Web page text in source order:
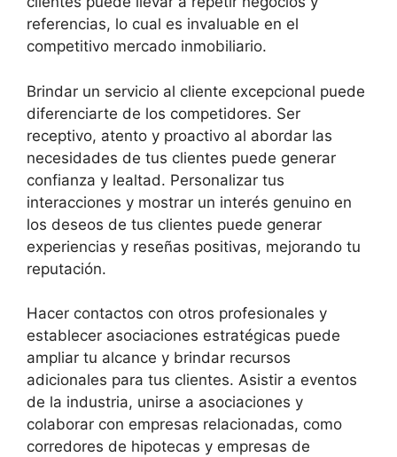
referencias, lo cual es invaluable en el
competitivo mercado inmobiliario.
Brindar un servicio al cliente excepcional puede
diferenciarte de los competidores. Ser
receptivo, atento y proactivo al abordar las
necesidades de tus clientes puede generar
confianza y lealtad. Personalizar tus
interacciones y mostrar un interés genuino en
los deseos de tus clientes puede generar
experiencias y reseñas positivas, mejorando tu
reputación.
Hacer contactos con otros profesionales y
establecer asociaciones estratégicas puede
ampliar tu alcance y brindar recursos
adicionales para tus clientes. Asistir a eventos
de la industria, unirse a asociaciones y
colaborar con empresas relacionadas, como
corredores de hipotecas y empresas de